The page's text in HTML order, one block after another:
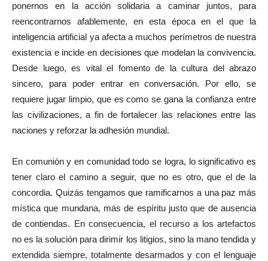
ponernos en la acción solidaria a caminar juntos, para
reencontrarnos afablemente, en esta época en el que la
inteligencia artificial ya afecta a muchos perímetros de nuestra
existencia e incide en decisiones que modelan la convivencia.
Desde luego, es vital el fomento de la cultura del abrazo
sincero, para poder entrar en conversación. Por ello, se
requiere jugar limpio, que es como se gana la confianza entre
las civilizaciones, a fin de fortalecer las relaciones entre las
naciones y reforzar la adhesión mundial.
En comunión y en comunidad todo se logra, lo significativo es
tener claro el camino a seguir, que no es otro, que el de la
concordia. Quizás tengamos que ramificarnos a una paz más
mística que mundana, más de espíritu justo que de ausencia
de contiendas. En consecuencia, el recurso a los artefactos
no es la solución para dirimir los litigios, sino la mano tendida y
extendida siempre, totalmente desarmados y con el lenguaje